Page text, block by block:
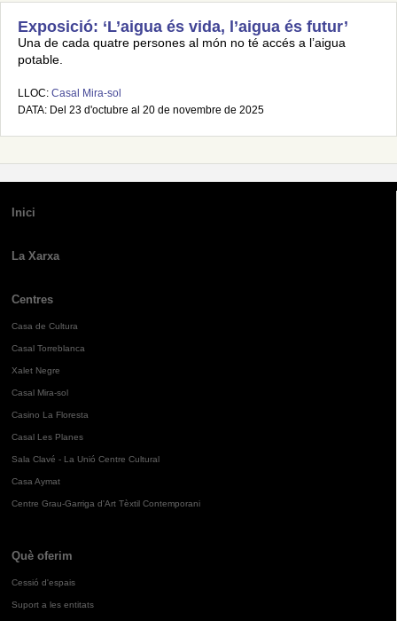
Exposició: ‘L’aigua és vida, l’aigua és futur’
Una de cada quatre persones al món no té accés a l’aigua
potable.
LLOC: Casal Mira-sol
DATA: Del 23 d'octubre al 20 de novembre de 2025
Inici
La Xarxa
Centres
Casa de Cultura
Casal Torreblanca
Xalet Negre
Casal Mira-sol
Casino La Floresta
Casal Les Planes
Sala Clavé - La Unió Centre Cultural
Casa Aymat
Centre Grau-Garriga d'Art Tèxtil Contemporani
Què oferim
Cessió d'espais
Suport a les entitats